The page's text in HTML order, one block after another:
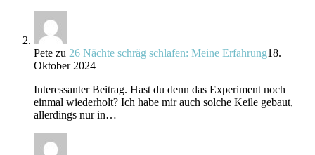
Pete zu 26 Nächte schräg schlafen: Meine Erfahrung18.
Oktober 2024
Interessanter Beitrag. Hast du denn das Experiment noch
einmal wiederholt? Ich habe mir auch solche Keile gebaut,
allerdings nur in…